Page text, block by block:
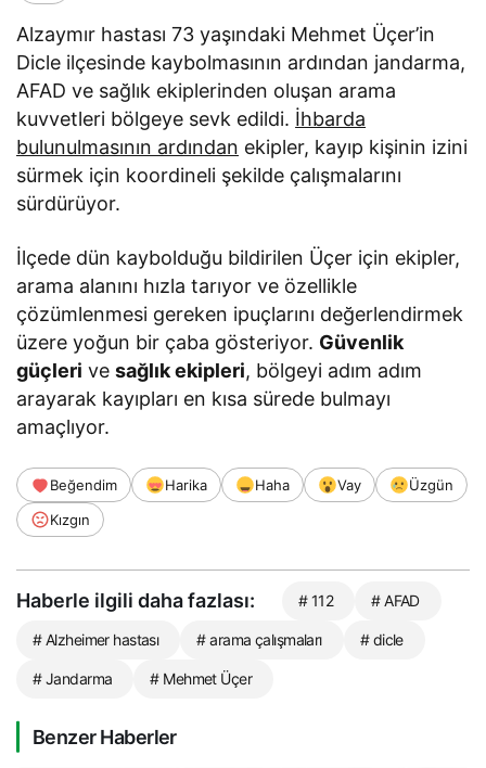
Alzaymır hastası 73 yaşındaki Mehmet Üçer’in
Dicle ilçesinde kaybolmasının ardından jandarma,
AFAD ve sağlık ekiplerinden oluşan arama
kuvvetleri bölgeye sevk edildi. İhbarda
bulunulmasının ardından ekipler, kayıp kişinin izini
sürmek için koordineli şekilde çalışmalarını
sürdürüyor.
İlçede dün kaybolduğu bildirilen Üçer için ekipler,
arama alanını hızla tarıyor ve özellikle
çözümlenmesi gereken ipuçlarını değerlendirmek
üzere yoğun bir çaba gösteriyor. Güvenlik
güçleri vesağlık ekipleri, bölgeyi adım adım
arayarak kayıpları en kısa sürede bulmayı
amaçlıyor.
Beğendim Harika Haha Vay
Üzgün
Kızgın
Haberle ilgili daha fazlası: # 112 # AFAD
# Alzheimer hastası # arama çalışmaları # dicle
# Jandarma # Mehmet Üçer
Benzer Haberler